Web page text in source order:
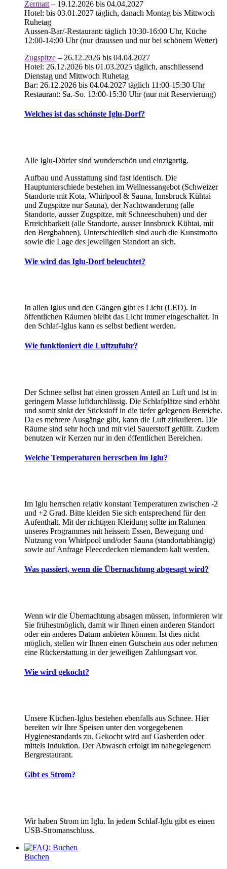
Zermatt – 19.12.2026 bis 04.04.2027
Hotel: bis 03.01.2027 täglich, danach Montag bis Mittwoch
Ruhetag
Aussen-Bar/-Restaurant: täglich 10:30-16:00 Uhr, Küche
12:00-14:00 Uhr (nur draussen und nur bei schönem Wetter)
Zugspitze – 26.12.2026 bis 04.04.2027
Hotel: 26.12.2026 bis 01.03.2025 täglich, anschliessend
Dienstag und Mittwoch Ruhetag
Bar: 26.12.2026 bis 04.04.2027 täglich 11:00-15:30 Uhr
Restaurant: Sa.-So. 13:00-15:30 Uhr (nur mit Reservierung)
Welches ist das schönste Iglu-Dorf?
Alle Iglu-Dörfer sind wunderschön und einzigartig.
Aufbau und Ausstattung sind fast identisch. Die
Hauptunterschiede bestehen im Wellnessangebot (Schweizer
Standorte mit Kota, Whirlpool & Sauna, Innsbruck Kühtai
und Zugspitze nur Sauna), der Nachtwanderung (alle
Standorte, ausser Zugspitze, mit Schneeschuhen) und der
Erreichbarkeit (alle Standorte, ausser Innsbruck Kühtai, mit
den Bergbahnen). Unterschiedlich sind auch die Kunstmotto
sowie die Lage des jeweiligen Standort an sich.
Wie wird das Iglu-Dorf beleuchtet?
In allen Iglus und den Gängen gibt es Licht (LED). In
öffentlichen Räumen bleibt das Licht immer eingeschaltet. In
den Schlaf-Iglus kann es selbst bedient werden.
Wie funktioniert die Luftzufuhr?
Der Schnee selbst hat einen grossen Anteil an Luft und ist in
geringem Masse luftdurchlässig. Die Schlafplätze sind erhöht
und somit sinkt der Stickstoff in die tiefer gelegenen Bereiche.
Da es mehrere Ausgänge gibt, kann die Luft zirkulieren. Die
Räume sind sehr hoch und mit viel Sauerstoff gefüllt. Zudem
benutzen wir Kerzen nur in den öffentlichen Bereichen.
Welche Temperaturen herrschen im Iglu?
Im Iglu herrschen relativ konstant Temperaturen zwischen -2
und +2 Grad. Bitte kleiden Sie sich entsprechend für den
Aufenthalt. Mit der richtigen Kleidung sollte im Rahmen
unseres Programmes mit heissem Essen, Bewegung und
Nutzung von Whirlpool und/oder Sauna (standortabhängig)
sowie auf Anfrage Fleecedecken niemandem kalt werden.
Was passiert, wenn die Übernachtung abgesagt wird?
Wenn wir die Übernachtung absagen müssen, informieren wir
Sie frühestmöglich, damit wir Ihnen einen anderen Standort
oder ein anderes Datum anbieten können. Ist dies nicht
möglich, stellen wir Ihnen einen Gutschein aus oder nehmen
eine Rückerstattung in der jeweiligen Zahlungsart vor.
Wie wird gekocht?
Unsere Küchen-Iglus bestehen ebenfalls aus Schnee. Hier
bereiten wir Ihre Speisen unter den vorgegebenen
Hygienestandards zu. Gekocht wird auf Gasherden oder
mittels Induktion. Der Abwasch erfolgt im nahegelegenem
Bergrestaurant.
Gibt es Strom?
Wir haben Strom im Iglu. In jedem Schlaf-Iglu gibt es einen
USB-Stromanschluss.
Buchen